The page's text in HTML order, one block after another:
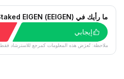
ما رأيك في ether.fi Staked EIGEN (EEIGEN) اليوم؟
إيجابي
ملاحظة: تُعرَض هذه المعلومات كمرجع للاسترشاد فقط.